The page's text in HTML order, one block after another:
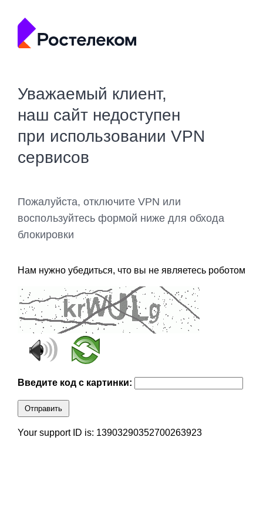
Уважаемый клиент,
наш сайт недоступен
при использовании VPN
сервисов
Пожалуйста, отключите VPN или
воспользуйтесь формой ниже для обхода
блокировки
Нам нужно убедиться, что вы не являетесь роботом
Введите код с картинки:
Отправить
Your support ID is: 13903290352700263923